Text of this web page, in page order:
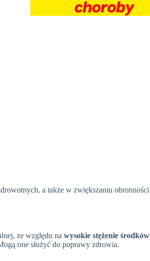
a także w zwiększaniu obronności
ze względu na wysokie stężenie środków
one służyć do poprawy zdrowia.